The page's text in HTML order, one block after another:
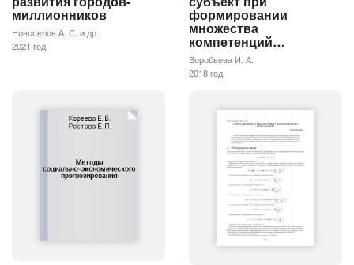
миллионников
Новоселов А. С. и др.
2021 год
формировании
множества
компетенций…
Воробьева И. А.
2018 год